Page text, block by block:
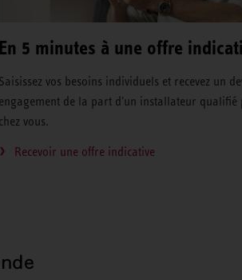
En 5 minutes à une offre
Saisissez vos besoins individuels et recevez un
engagement de la part d'un installateur qualifié
chez vous.
Recevoir une offre indicative